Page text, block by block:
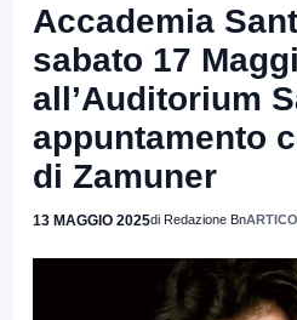
Accademia
sabato 17
all’Auditorium
appuntamento
di Zamuner
13 MAGGIO 2025di Redazione Bn